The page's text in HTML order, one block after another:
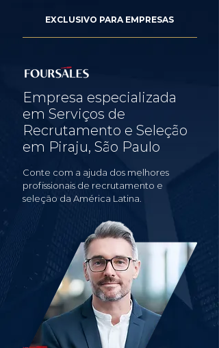
EXCLUSIVO PARA EMPRESAS
Empresa especializada
em Serviços de
Recrutamento e Seleção
em Piraju, São Paulo
Conte com a ajuda dos melhores
profissionais de recrutamento e
seleção da América Latina.